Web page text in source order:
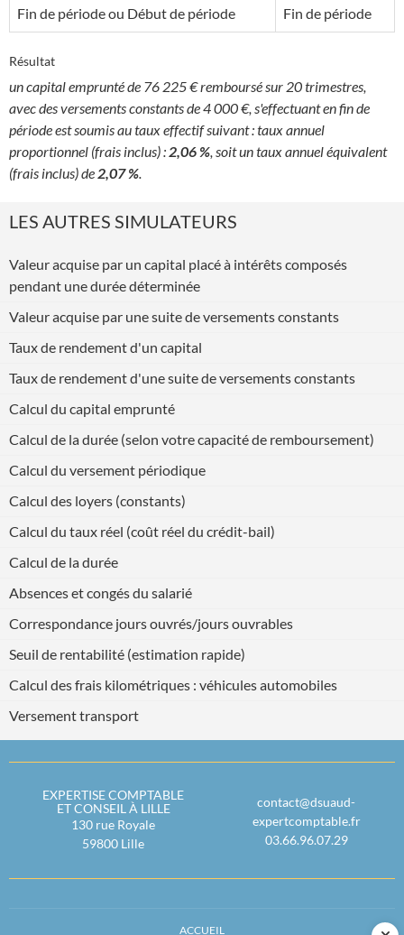
Fin de période ou Début de période Fin de période
Résultat
un capital emprunté de 76 225 € remboursé sur 20 trimestres,
avec des versements constants de 4 000 €, s'effectuant en fin de
période est soumis au taux effectif suivant : taux annuel
proportionnel (frais inclus) :2,06 %, soit un taux annuel équivalent
(frais inclus) de2,07 %.
LES AUTRES SIMULATEURS
Valeur acquise par un capital placé à intérêts composés
pendant une durée déterminée
Valeur acquise par une suite de versements constants
Taux de rendement d'un capital
Taux de rendement d'une suite de versements constants
Calcul du capital emprunté
Calcul de la durée (selon votre capacité de remboursement)
Calcul du versement périodique
Calcul des loyers (constants)
Calcul du taux réel (coût réel du crédit-bail)
Calcul de la durée
Absences et congés du salarié
Correspondance jours ouvrés/jours ouvrables
Seuil de rentabilité (estimation rapide)
Calcul des frais kilométriques : véhicules automobiles
Versement transport
EXPERTISE COMPTABLE
ET CONSEIL À LILLE
130 rue Royale
59800 Lille
contact@dsuaud-
expertcomptable.fr
03.66.96.07.29
ACCUEIL